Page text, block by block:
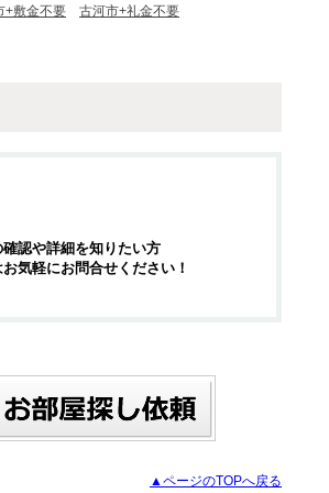
+敷金不要 古河市+礼金不要
認や詳細を知りたい方
気軽にお問合せください！
▲ページのTOPへ戻る